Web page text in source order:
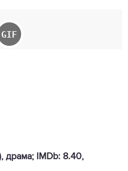
драма; IMDb: 8.40,